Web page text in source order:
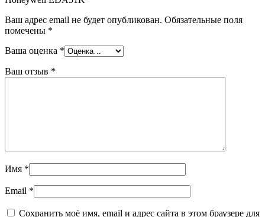
Ваш адрес email не будет опубликован. Обязательные поля
помечены *
Ваша оценка *
Ваш отзыв *
Имя *
Email *
Сохранить моё имя, email и адрес сайта в этом браузере для